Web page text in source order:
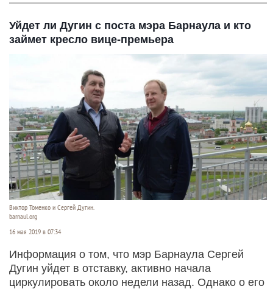
Уйдет ли Дугин с поста мэра Барнаула и кто
займет кресло вице-премьера
Виктор Томенко и Сергей Дугин.
barnaul.org
16 мая 2019 в 07:34
Информация о том, что мэр Барнаула Сергей
Дугин уйдет в отставку, активно начала
циркулировать около недели назад. Однако о его